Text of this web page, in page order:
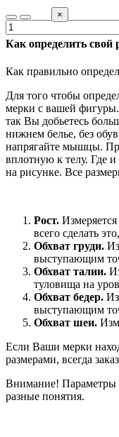
×
Как определить свой
Как правильно
Для того чтобы
мерки с вашей
так Вы добьетесь
нижнем белье, без
напрягайте мышцы.
вплотную к телу. Где
на рисунке. Все
Рост.
всего сделать
Обхват груди.
выступающим
Обхват талии.
туловища на
Обхват бедер.
выступающим
Обхват шеи.
Если Ваши мерки
размерами, всегда
Внимание! Параметры
разные понятия.